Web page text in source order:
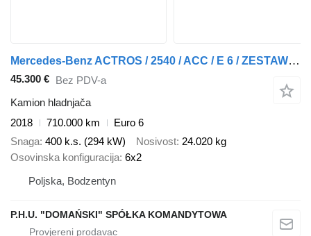
Mercedes-Benz ACTROS / 2540 / ACC / E 6 / ZESTAW PRZEJAZDOWY / CHŁODNIA + WIND + prikolica hladnjača
45.300 € Bez PDV-a
Kamion hladnjača
2018
710.000 km
Euro 6
Snaga 400 k.s. (294 kW) Nosivost 24.020 kg
Osovinska konfiguracija 6x2
Poljska, Bodzentyn
P.H.U. "DOMAŃSKI" SPÓŁKA KOMANDYTOWA